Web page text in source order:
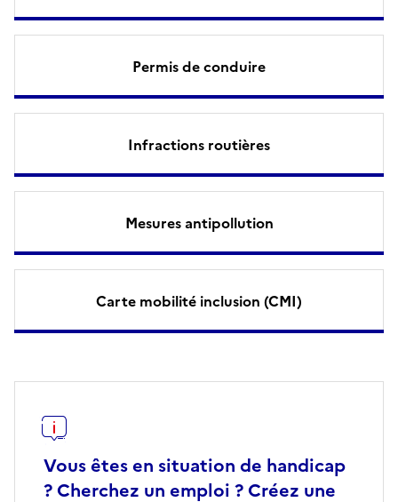
Permis de conduire
Infractions routières
Mesures antipollution
Carte mobilité inclusion (CMI)
Vous êtes en situation de handicap
? Cherchez un emploi ? Créez une